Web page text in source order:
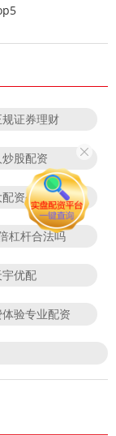
证券理财
股配资
资公司
杠杆合法吗
宇优配
验专业配资